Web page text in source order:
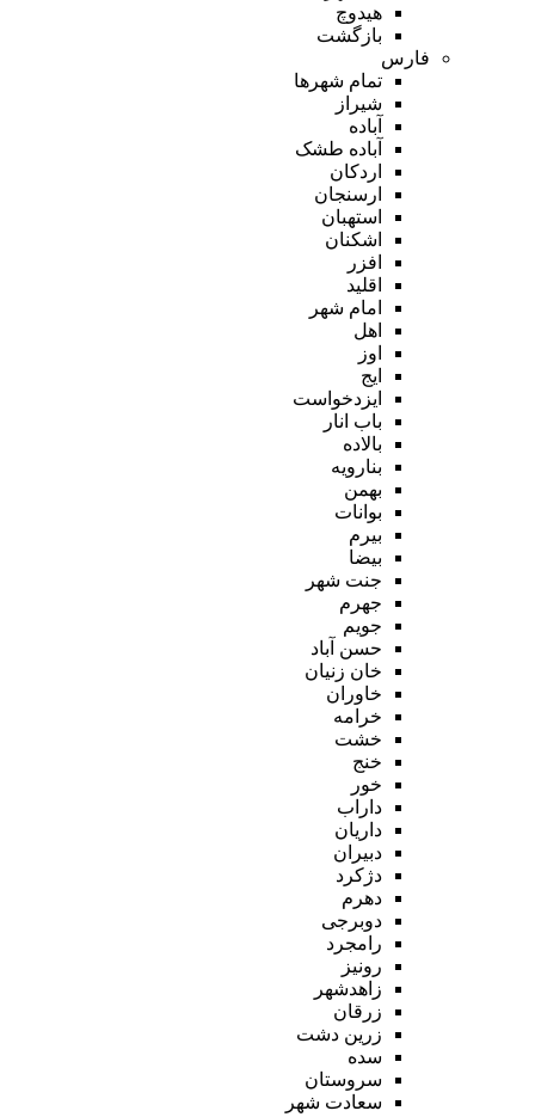
هیدوچ
بازگشت
فارس
تمام شهر‌ها
شیراز
آباده
آباده طشک
اردکان
ارسنجان
استهبان
اشکنان
افزر
اقلید
امام شهر
اهل
اوز
ایج
ایزدخواست
باب انار
بالاده
بنارویه
بهمن
بوانات
بیرم
بیضا
جنت شهر
جهرم
جویم
حسن آباد
خان زنیان
خاوران
خرامه
خشت
خنج
خور
داراب
داریان
دبیران
دژکرد
دهرم
دوبرجی
رامجرد
رونیز
زاهدشهر
زرقان
زرین دشت
سده
سروستان
سعادت شهر